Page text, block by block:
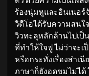
ร้องนุ่มหูและอินเนอร์
วิดีโอได้รับความสนใ
วิวทะลุหลักล้านไปเป็
ที่ทำให้ใจฟู ไม่ว่าจะเ
หรือกระทั่งเรื่องสำเนี
ภาษาก็ยังอดชมไม่ได้